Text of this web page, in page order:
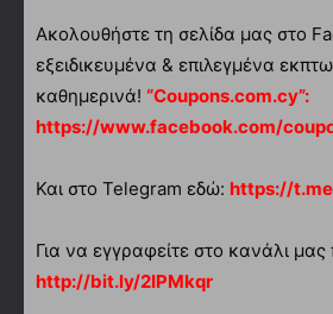
Ακολουθήστε τη σελίδα μας στο
εξειδικευμένα & επιλεγμένα
καθημερινά! “Coupons.com.cy”:
https://www.facebook.com/
Και στο Telegram εδώ: https://
Για να εγγραφείτε στο κανάλι
http://bit.ly/2IPMkqr